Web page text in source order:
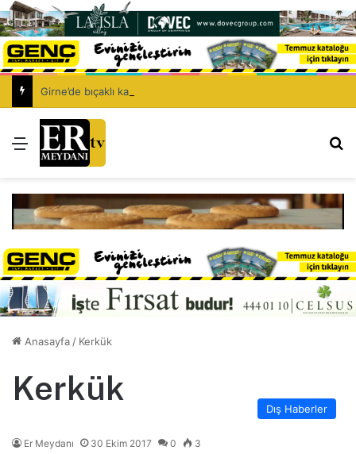
Menü
Anasayfa / Kerkük
Kerkük
Dış Haberler
Er Meydanı 30 Ekim 2017 0 3